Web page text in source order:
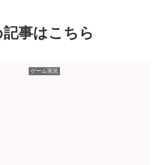
事はこちら
ゲーム実況